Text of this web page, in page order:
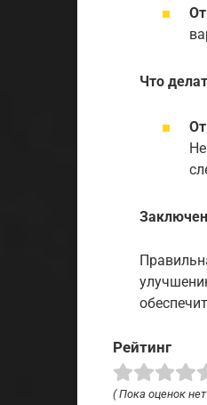
Что
Рейтинг
( Пока оценок